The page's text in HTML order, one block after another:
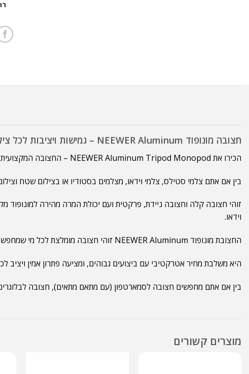
חצובה מונופוד NEEWER Aluminum – גמישות ויציבות לכל צילום!
הכירו את NEEWER Aluminum Tripod Monopod – החצובה המקצועית והמונופוד האולטימטיבי לצלמים.
בין אם אתם צלמי סטילס, צלמי וידאו, מצלמים בסטודיו או בצילום שטח
וידאו.
החצובת מונופוד NEEWER Aluminum זוהי חצובה מומלצת לכל מי שמחפש ציוד צילום איכותי ורב-תכליתי.
היא משלבת מחיר אטרקטיבי עם ביצועים גבוהים, ומציעה פתרון אמין ויציב
בין אם אתם מחפשים חצובה לסמארטפון (עם מתאם מתאים), חצובה
מוצרים קשורים